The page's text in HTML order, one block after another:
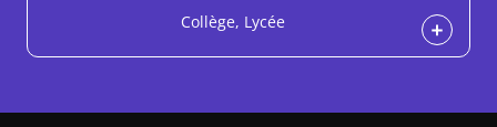
Collège, Lycée